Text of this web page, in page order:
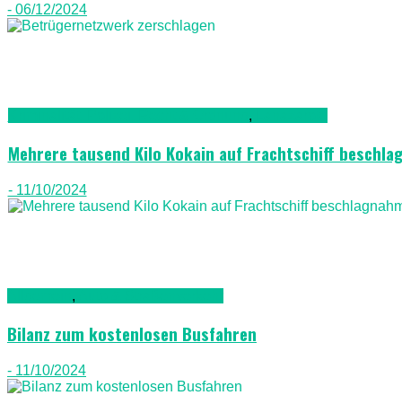
- 06/12/2024
,
Mehrere tausend Kilo Kokain auf Frachtschiff
- 11/10/2024
,
Bilanz zum kostenlosen Busfahren
- 11/10/2024